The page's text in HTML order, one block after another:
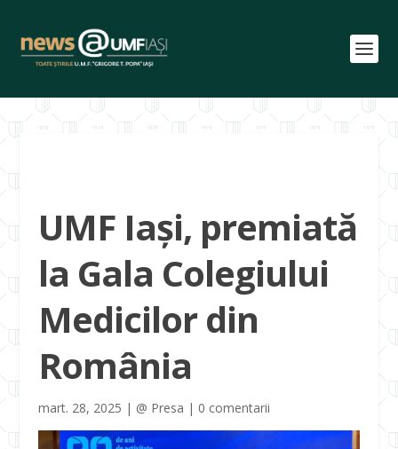
UMF Iași, premiată
la Gala Colegiului
Medicilor din
România
mart. 28, 2025 | @ Presa | 0 comentarii